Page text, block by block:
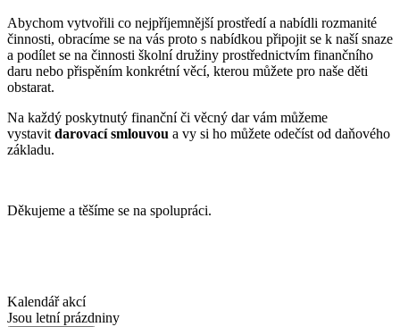
Abychom vytvořili co nejpříjemnější prostředí a nabídli rozmanité
činnosti, obracíme se na vás proto s nabídkou připojit se k naší snaze
a podílet se na činnosti školní družiny prostřednictvím finančního
daru nebo přispěním konkrétní věcí, kterou můžete pro naše děti
obstarat.
Na každý poskytnutý finanční či věcný dar vám můžeme
vystavit darovací smlouvou a vy si ho můžete odečíst od daňového
základu.
Děkujeme a těšíme se na spolupráci.
Kalendář akcí
Jsou letní prázdniny